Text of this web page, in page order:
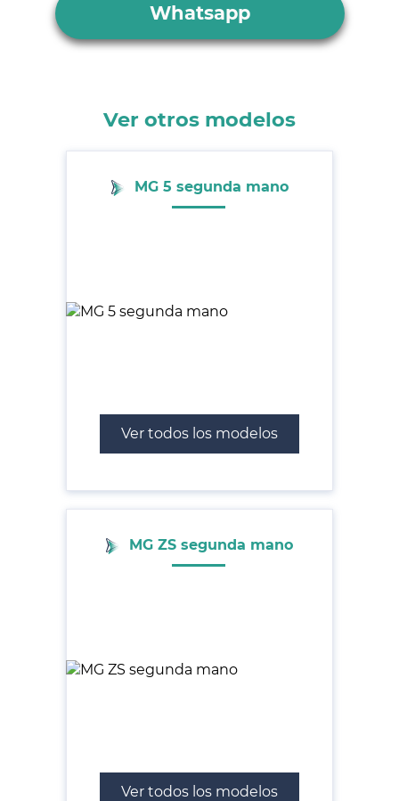
Whatsapp
Ver otros modelos
MG 5 segunda mano
Ver todos los modelos
MG ZS segunda mano
Ver todos los modelos